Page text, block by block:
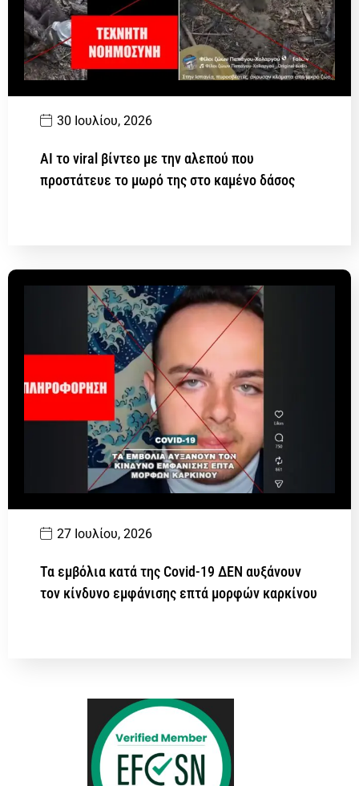
30 Ιουλίου, 2026
AI το viral βίντεο με την αλεπού που
προστάτευε το μωρό της στο καμένο δάσος
27 Ιουλίου, 2026
Τα εμβόλια κατά της Covid-19 ΔΕΝ αυξάνουν
τον κίνδυνο εμφάνισης επτά μορφών καρκίνου